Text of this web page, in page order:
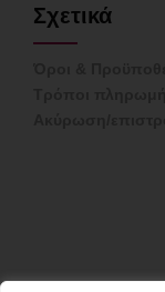
Σχετικά